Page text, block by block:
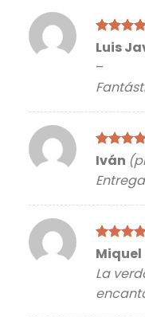
Valorado
Luis
–
Valorado
de
5
Iván
Valorado
con4de
5
Miquel
La